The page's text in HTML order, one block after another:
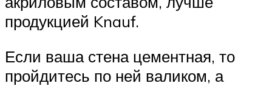
продукцией Knauf.
Если ваша стена цементная, то
пройдитесь по ней валиком, а